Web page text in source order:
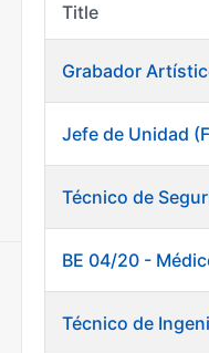
Show/Hide
Title
Grabador
Jefe de Unidad
Técnico de
BE 04/20 -
Técnico de